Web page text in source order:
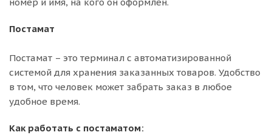
номер и имя, на кого он оформлен.
Постамат
Постамат – это терминал с автоматизированной
системой для хранения заказанных товаров. Удобство
в том, что человек может забрать заказ в любое
удобное время.
Как работать с постаматом: